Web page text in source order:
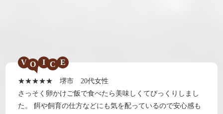
V I E
★★★★★ 堺市 20代女性
さっそく卵かけご飯で食べたら美味しくてびっくりしまし
た。 餌や飼育の仕方などにも気を配っているので安心感も